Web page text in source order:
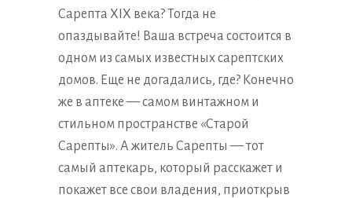
Сарепта XIX века? Тогда не
опаздывайте! Ваша встреча состоится в
одном из самых известных сарептских
домов. Еще не догадались, где? Конечно
же в аптеке — самом винтажном и
стильном пространстве «Старой
Сарепты». А житель Сарепты — тот
самый аптекарь, который расскажет и
покажет все свои владения, приоткрыв